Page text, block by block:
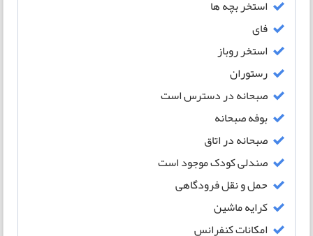
استخر بچه ها
فای
استخر روباز
رستوران
صبحانه در دسترس است
بوفه صبحانه
صبحانه در اتاق
صندلی کودک موجود است
حمل و نقل فرودگاهی
کرایه ماشین
امکانات کنفرانس